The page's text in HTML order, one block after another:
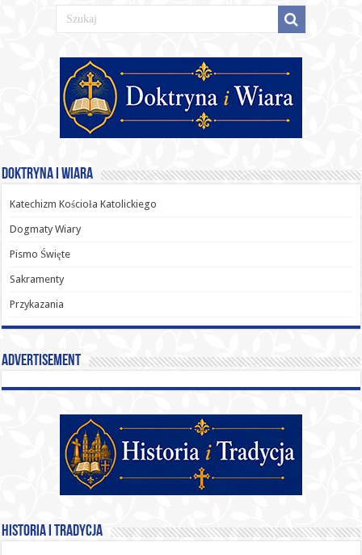
Doktryna i Wiara
Katechizm Kościoła Katolickiego
Dogmaty Wiary
Pismo Święte
Sakramenty
Przykazania
Advertisement
Historia i Tradycja